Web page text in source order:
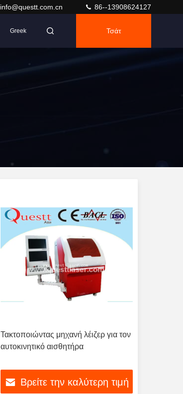
info@questt.com.cn 86--13908624127
Greek Τσάτ
Τακτοποιώντας μηχανή λέιζερ για τον
αυτοκινητικό αισθητήρα
Βρείτε την καλύτερη τιμή